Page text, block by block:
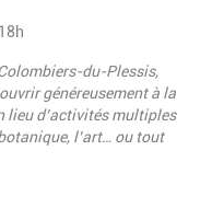
du-Plessis,
généreusement à la
lieu d’activités multiples
l’art… ou tout